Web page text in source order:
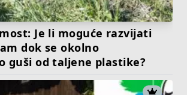
Je li moguće razvijati
dok se okolno
guši od taljene plastike?